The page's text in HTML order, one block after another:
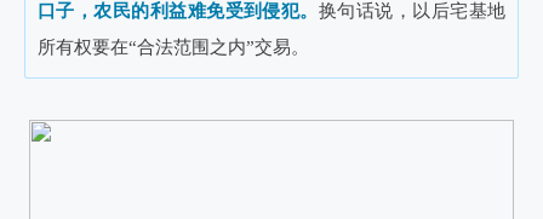
口子，农民的利益难免受到侵犯。 换句话说，以后宅基地
所有权要在“合法范围之内”交易。